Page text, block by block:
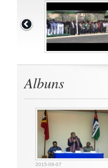
Albuns
2015-09-07